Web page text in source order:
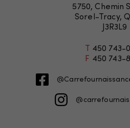
5750, Chemin
Sorel-Tracy,
J3R3L9
T 450 743-
F 450 743-